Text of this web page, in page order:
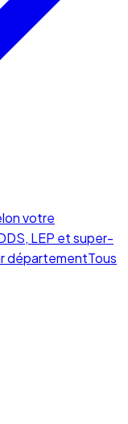
votre
LEP et super-
départementTous